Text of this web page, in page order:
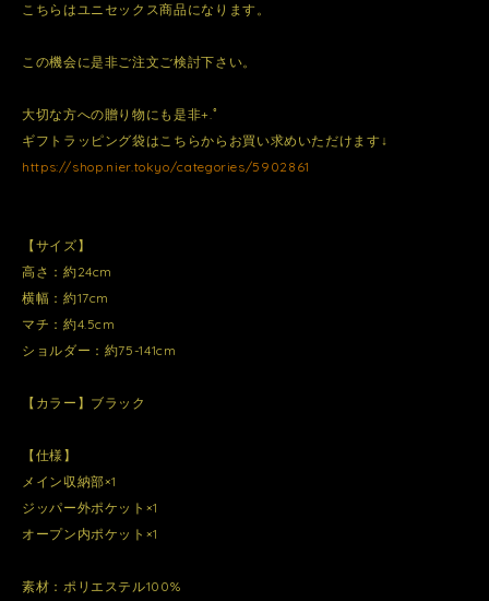
こちらはユニセックス商品になります。
この機会に是非ご注文ご検討下さい。
大切な方への贈り物にも是非+.ﾟ
ギフトラッピング袋はこちらからお買い求めいただけます↓
https://shop.nier.tokyo/categories/5902861
【サイズ】
高さ：約24cm
横幅：約17cm
マチ：約4.5cm
ショルダー：約75-141cm
【カラー】ブラック
【仕様】
メイン収納部×1
ジッパー外ポケット×1
オープン内ポケット×1
素材：ポリエステル100%